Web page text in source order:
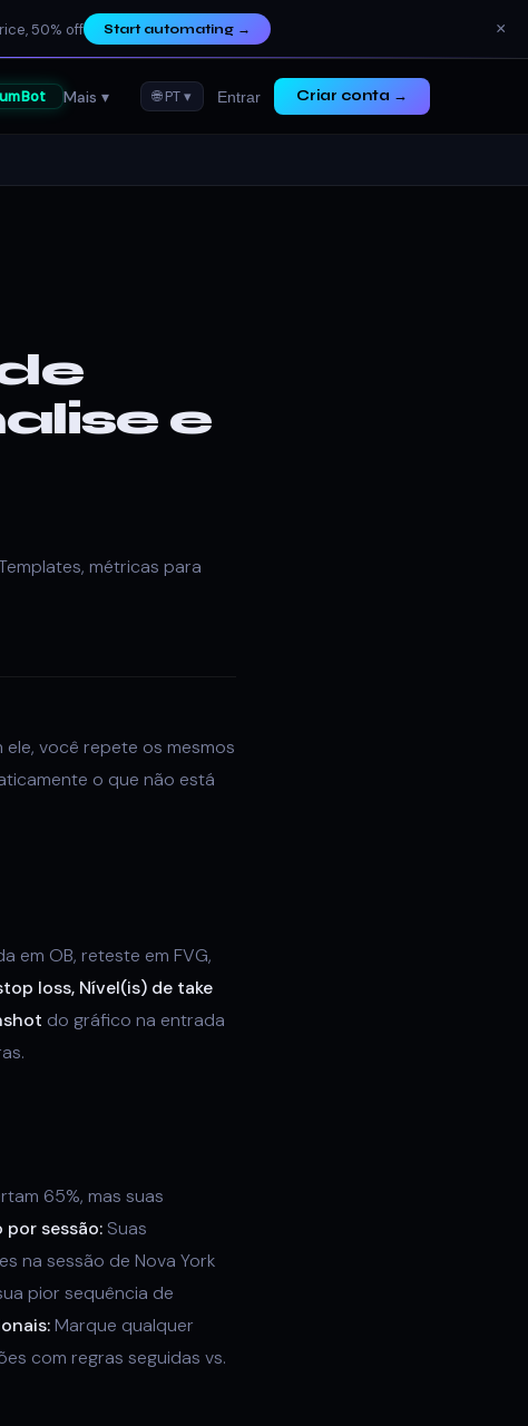
50% off Start automating→ ×
Mais ▾ 🌐 PT ▾ Entrar Criar conta →
e
métricas para
você repete os mesmos
o que não está
em OB, reteste em FVG,
loss, Nível(is) de take
do gráfico na entrada
65%, mas suas
por sessão: Suas
na sessão de Nova York
pior sequência de
Marque qualquer
com regras seguidas vs.